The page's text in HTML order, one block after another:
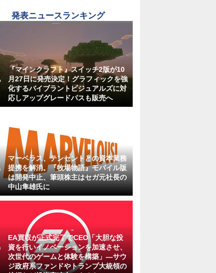
発表ニュースランキング
『マインクラフト』スイッチ2版が10
月27日に発売決定！グラフィックを強
化するバイブラントビジュアルズに対
応しアップグレードパスも販売へ
マーベラス、テンセントとの資本業務
提携を解消。『牧場物語』モバイル版
は開発中止、筆頭株主はセガ元社長の
中山隼雄氏に
EA買収が正式完了でCEO「大胆な投
資を行いイノベーションを加速させ、
次世代のゲームと体験を構築」―サウ
ジ政府系ファンドやトランプ大統領の